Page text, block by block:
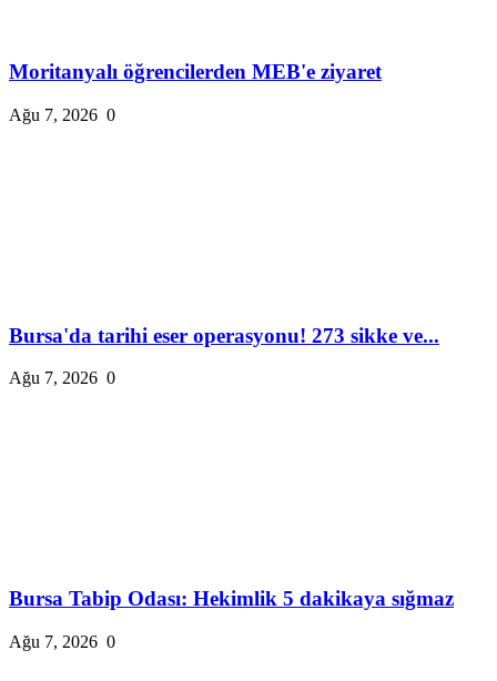
Moritanyalı öğrencilerden MEB'e ziyaret
Ağu 7, 2026 0
Bursa'da tarihi eser operasyonu! 273 sikke ve...
Ağu 7, 2026 0
Bursa Tabip Odası: Hekimlik 5 dakikaya sığmaz
Ağu 7, 2026 0